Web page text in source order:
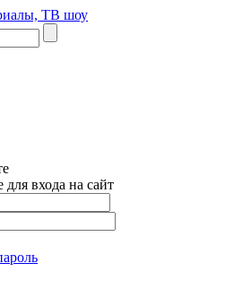
ТВ шоу
входа на сайт